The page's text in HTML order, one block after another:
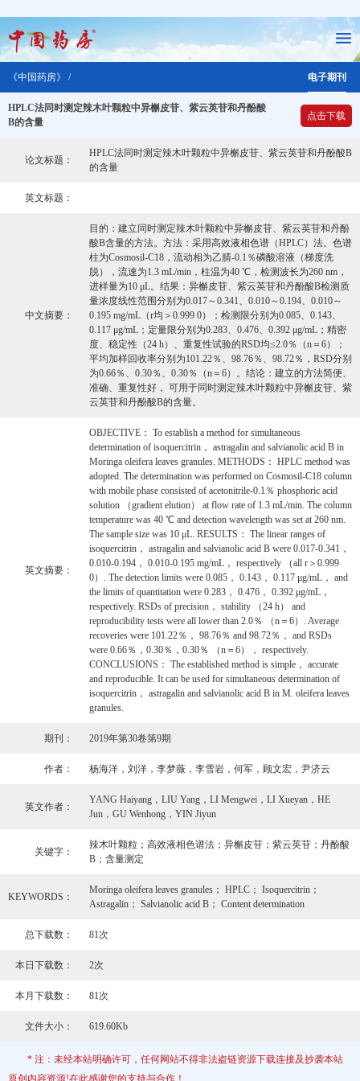
《中国药房》 / 电子期刊
HPLC法同时测定辣木叶颗粒中异槲皮苷、紫云英苷和丹酚酸
B的含量
点击下载
论文标题：
HPLC法同时测定辣木叶颗粒中异槲皮苷、紫云英苷和丹酚酸B
的含量
英文标题：
中文摘要：
目的：建立同时测定辣木叶颗粒中异槲皮苷、紫云英苷和丹酚
酸B含量的方法。方法：采用高效液相色谱（HPLC）法。色谱
柱为Cosmosil-C18，流动相为乙腈-0.1％磷酸溶液（梯度洗
脱），流速为1.3 mL/min，柱温为40 ℃，检测波长为260 nm，
进样量为10 μL。结果：异槲皮苷、紫云英苷和丹酚酸B检测质
量浓度线性范围分别为0.017～0.341、0.010～0.194、0.010～
0.195 mg/mL（r均＞0.999 0）；检测限分别为0.085、0.143、
0.117 μg/mL；定量限分别为0.283、0.476、0.392 μg/mL；精密
度、稳定性（24 h）、重复性试验的RSD均≤2.0％（n＝6）；
平均加样回收率分别为101.22％、98.76％、98.72％，RSD分别
为0.66％、0.30％、0.30％（n＝6）。结论：建立的方法简便、
准确、重复性好， 可用于同时测定辣木叶颗粒中异槲皮苷、紫
云英苷和丹酚酸B的含量。
英文摘要：
OBJECTIVE： To establish a method for simultaneous
determination of isoquercitrin， astragalin and salvianolic acid B in
Moringa oleifera leaves granules. METHODS： HPLC method was
adopted. The determination was performed on Cosmosil-C18 column
with mobile phase consisted of acetonitrile-0.1％ phosphoric acid
solution （gradient elution） at flow rate of 1.3 mL/min. The column
temperature was 40 ℃ and detection wavelength was set at 260 nm.
The sample size was 10 μL. RESULTS： The linear ranges of
isoquercitrin， astragalin and salvianolic acid B were 0.017-0.341，
0.010-0.194， 0.010-0.195 mg/mL， respectively （all r＞0.999
0）. The detection limits were 0.085， 0.143， 0.117 μg/mL， and
the limits of quantitation were 0.283， 0.476， 0.392 μg/mL，
respectively. RSDs of precision， stability （24 h） and
reproducibility tests were all lower than 2.0％ （n＝6）. Average
recoveries were 101.22％， 98.76％ and 98.72％， and RSDs
were 0.66％，0.30％，0.30％ （n＝6）， respectively.
CONCLUSIONS： The established method is simple， accurate
and reproducible. It can be used for simultaneous determination of
isoquercitrin， astragalin and salvianolic acid B in M. oleifera leaves
granules.
期刊： 2019年第30卷第9期
作者： 杨海洋，刘洋，李梦薇，李雪岩，何军，顾文宏，尹济云
英文作者：
YANG Haiyang，LIU Yang，LI Mengwei，LI Xueyan，HE
Jun，GU Wenhong，YIN Jiyun
关键字：
辣木叶颗粒；高效液相色谱法；异槲皮苷；紫云英苷；丹酚酸
B；含量测定
KEYWORDS：
Moringa oleifera leaves granules； HPLC； Isoquercitrin；
Astragalin； Salvianolic acid B； Content determination
总下载数： 81次
本日下载数： 2次
本月下载数： 81次
文件大小： 619.60Kb
* 注：未经本站明确许可，任何网站不得非法盗链资源下载连接及抄袭本站
原创内容资源!在此感谢您的支持与合作！